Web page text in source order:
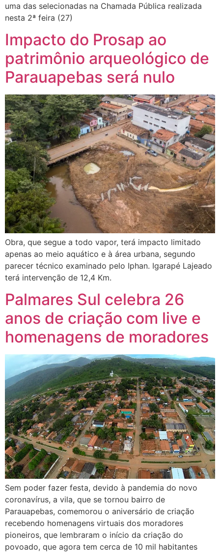
uma das selecionadas na Chamada Pública realizada
nesta 2ª feira (27)
Impacto do Prosap ao
patrimônio arqueológico de
Parauapebas será nulo
Obra, que segue a todo vapor, terá impacto limitado
apenas ao meio aquático e à área urbana, segundo
parecer técnico examinado pelo Iphan. Igarapé Lajeado
terá intervenção de 12,4 Km.
Palmares Sul celebra 26
anos de criação com live e
homenagens de moradores
Sem poder fazer festa, devido à pandemia do novo
coronavírus, a vila, que se tornou bairro de
Parauapebas, comemorou o aniversário de criação
recebendo homenagens virtuais dos moradores
pioneiros, que lembraram o início da criação do
povoado, que agora tem cerca de 10 mil habitantes